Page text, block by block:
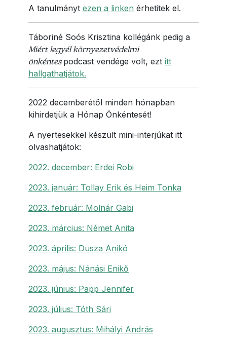
A tanulmányt ezen a linken érhetitek el.
Táboriné Soós Krisztina kollégánk pedig a
Miért legyél környezetvédelmi
önkéntes podcast vendége volt, ezt itt
hallgathatjátok.
2022 decemberétől minden hónapban
kihirdetjük a Hónap Önkéntesét!
A nyertesekkel készült mini-interjúkat itt
olvashatjátok:
2022. december: Erdei Robi
2023. január: Tollay Erik és Heim Tonka
2023. február: Molnár Gabi
2023. március: Német Anita
2023. április: Dusza Anikó
2023. május: Nánási Enikő
2023. június: Papp Jennifer
2023. július: Tóth Sári
2023. augusztus: Mihályi András